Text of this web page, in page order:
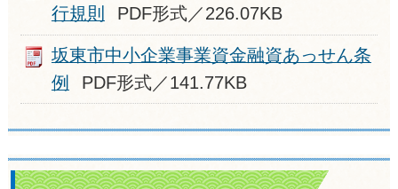
行規則
PDF形式／226.07KB
坂東市中小企業事業資金融資あっせん条
例
PDF形式／141.77KB